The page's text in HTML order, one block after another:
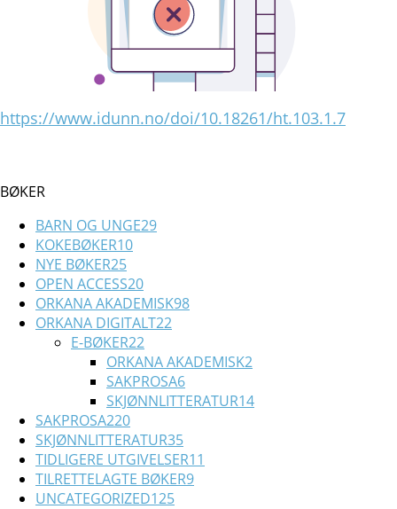
https://www.idunn.no/doi/10.18261/ht.103.1.7
BØKER
BARN OG UNGE29
KOKEBØKER10
NYE BØKER25
OPEN ACCESS20
ORKANA AKADEMISK98
ORKANA DIGITALT22
E-BØKER22
ORKANA AKADEMISK2
SAKPROSA6
SKJØNNLITTERATUR14
SAKPROSA220
SKJØNNLITTERATUR35
TIDLIGERE UTGIVELSER11
TILRETTELAGTE BØKER9
UNCATEGORIZED125